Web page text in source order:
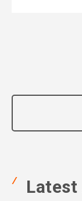
Latest